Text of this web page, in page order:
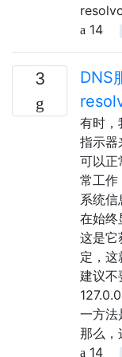
14
3
DNS
有时
指示器
可以正
常工作
系统
在始终
这是它
定，这
建议不
一方法
那么，
14